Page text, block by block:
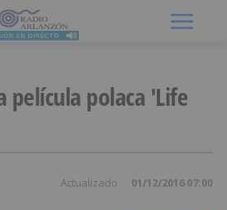
película polaca 'Life
Actualizado 01/12/2016 07:00